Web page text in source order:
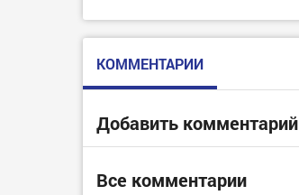
КОММЕНТАРИИ
Добавить комментарий
Все комментарии